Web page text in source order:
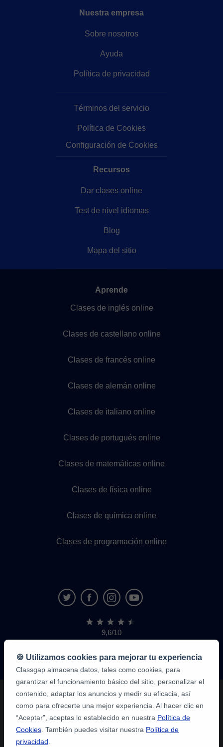
Nuestra empresa
Sobre nosotros
Ayuda
Política de privacidad
Términos del servicio
Política de Cookies
Configuración de Cookies
Recursos
Dar clases online
Test de nivel idiomas
Blog
Mapa del sitio
Aprende
Clases de inglés online
Clases de castellano online
Clases de francés online
Clases de alemán online
Clases de italiano online
Clases de portugués online
Clases de matemáticas online
Clases de física online
Clases de química online
Clases de programación online
9,6/10
1,339,284
de
alumnos
🍪 Utilizamos cookies para mejorar tu experiencia
Classgap almacena datos, tales como cookies, para
garantizar el funcionamiento básico del sitio, personalizar el
contenido, adaptar los anuncios y medir su eficacia, así
como para ofrecerte una mejor experiencia. Al hacer clic en
“Aceptar”, aceptas lo establecido en nuestra Política de
Cookies . También puedes visitar nuestra Política de
privacidad